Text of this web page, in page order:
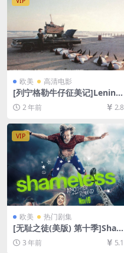
欧美 高清电影
[列宁格勒牛仔征美记]Lening
rad Cowboys Go America
(1989)[百度网盘+夸克网盘10
80P超清未删减资源][网盘在
线播放/下载][MP4/5.2GB][中
文字幕]
2 年前 2.8
VIP
欧美 热门剧集
[无耻之徒(美版) 第十季]Sha
meless Season 10 (2019)[百
度网盘+夸克网盘1080P超清
3 年前 5.1